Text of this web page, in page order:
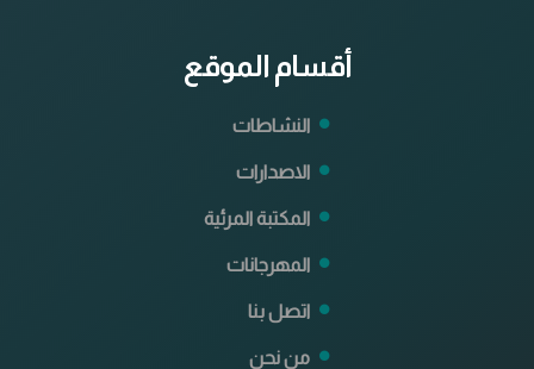
أقسام الموقع
النشاطات
الاصدارات
المكتبة المرئية
المهرجانات
اتصل بنا
من نحن